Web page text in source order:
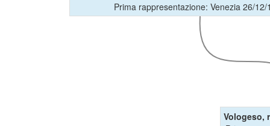
Prima rappresentazione: Venezia 26/12/
Vologeso,